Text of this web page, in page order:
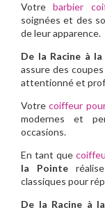
Votrebarbier
soignées et des
de leur apparence.
De la Racine à
assure des
attentionné et
Votrecoiffeur
modernes et
occasions.
En tant que
la Pointe
classiques pour
De la Racine à